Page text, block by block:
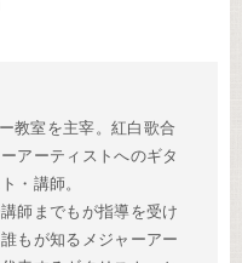
教室を主宰。紅白歌合
アーティストへのギタ
・講師。
師までもが指導を受け
もが知るメジャーアー